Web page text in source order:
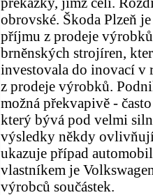
obrovské. Škoda Plzeň
příjmu z prodeje
brněnských strojíren,
investovala do inovací v
z prodeje výrobků.
možná překvapivě -
který bývá pod velmi
výsledky někdy
ukazuje případ
vlastníkem je
výrobců součástek.